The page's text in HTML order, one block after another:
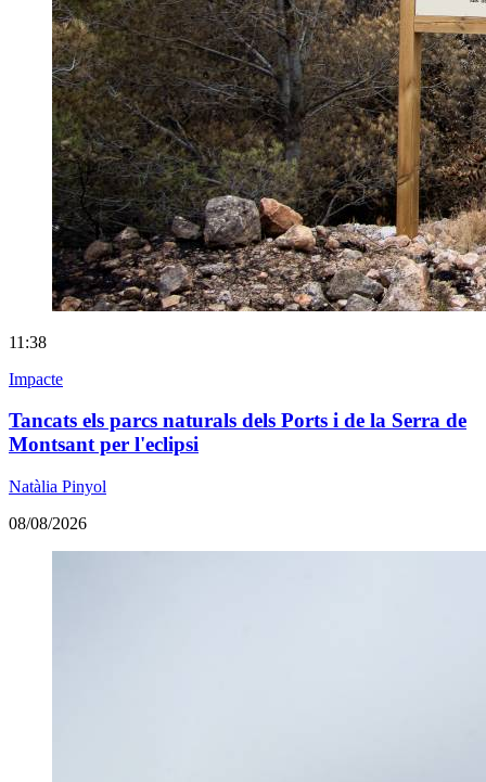
11:38
Impacte
Tancats els parcs naturals dels Ports i de la Serra de
Montsant per l'eclipsi
Natàlia Pinyol
08/08/2026